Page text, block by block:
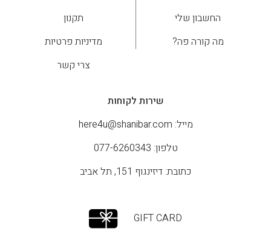
החשבון שלי
מה קורה פה?
תקנון
מדיניות פרטיות
צרי קשר
שירות לקוחות
מייל: here4u@shanibar.com
טלפון: 077-6260343
כתובת: דיזינגוף 151, תל אביב
GIFT CARD